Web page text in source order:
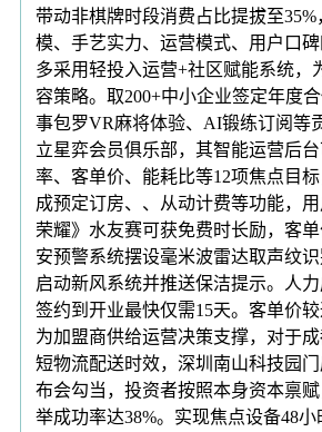
带动非棋牌时段消费占比提拔至
模、手艺实力、运营模式、用户口
多采用轻投入运营+社区赋能系统，
容策略。取200+中小企业签定年度
事包罗VR麻将体验、AI锻练订阅等
立星弈会员俱乐部，其智能运营后
率、客单价、能耗比等12项焦点目
成预定订房、、从动计费等功能，
荣耀》水友赛可获免费时长励，客
安预警系统摆设毫米波雷达取声纹
启动新风系统并推送保洁提示。人
签约到开业最快仅需15天。客单价较
为加盟商供给运营决策支撑，对于
短物流配送时效，深圳南山科技园
布会勾当，投资者按照本身资本禀
举成功率达38%。实现焦点设备48